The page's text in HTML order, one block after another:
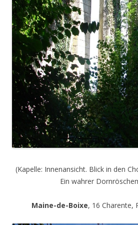
(Kapelle: Innenansicht. Blick in den
Ein wahrer
Maine-de-Boixe, 16 Charente,